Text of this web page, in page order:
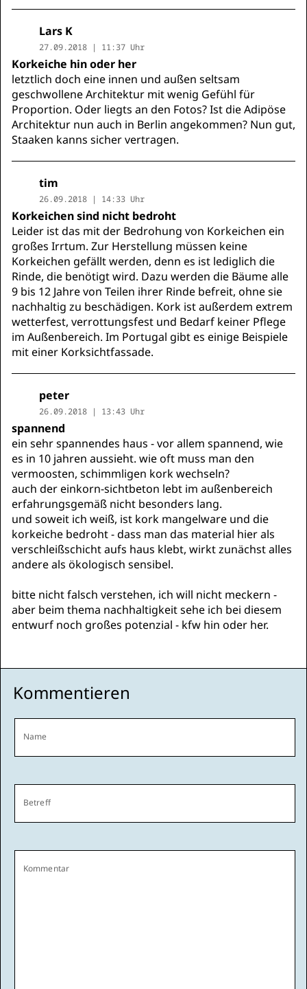
Lars K
27.09.2018 | 11:37 Uhr
Korkeiche hin oder her
letztlich doch eine innen und außen seltsam
geschwollene Architektur mit wenig Gefühl für
Proportion. Oder liegts an den Fotos? Ist die Adipöse
Architektur nun auch in Berlin angekommen? Nun gut,
Staaken kanns sicher vertragen.
tim
26.09.2018 | 14:33 Uhr
Korkeichen sind nicht bedroht
Leider ist das mit der Bedrohung von Korkeichen ein
großes Irrtum. Zur Herstellung müssen keine
Korkeichen gefällt werden, denn es ist lediglich die
Rinde, die benötigt wird. Dazu werden die Bäume alle
9 bis 12 Jahre von Teilen ihrer Rinde befreit, ohne sie
nachhaltig zu beschädigen. Kork ist außerdem extrem
wetterfest, verrottungsfest und Bedarf keiner Pflege
im Außenbereich. Im Portugal gibt es einige Beispiele
mit einer Korksichtfassade.
peter
26.09.2018 | 13:43 Uhr
spannend
ein sehr spannendes haus - vor allem spannend, wie
es in 10 jahren aussieht. wie oft muss man den
vermoosten, schimmligen kork wechseln?
auch der einkorn-sichtbeton lebt im außenbereich
erfahrungsgemäß nicht besonders lang.
und soweit ich weiß, ist kork mangelware und die
korkeiche bedroht - dass man das material hier als
verschleißschicht aufs haus klebt, wirkt zunächst alles
andere als ökologisch sensibel.
bitte nicht falsch verstehen, ich will nicht meckern -
aber beim thema nachhaltigkeit sehe ich bei diesem
entwurf noch großes potenzial - kfw hin oder her.
Kommentieren
Name
Betreff
Kommentar